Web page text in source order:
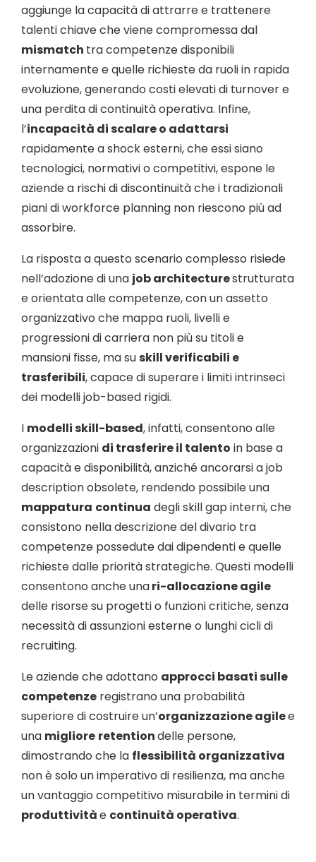
aggiunge la capacità di attrarre e trattenere
talenti chiave che viene compromessa dal
mismatch tra competenze disponibili
internamente e quelle richieste da ruoli in rapida
evoluzione, generando costi elevati di turnover e
una perdita di continuità operativa. Infine,
l’incapacità di scalare o adattarsi
rapidamente a shock esterni, che essi siano
tecnologici, normativi o competitivi, espone le
aziende a rischi di discontinuità che i tradizionali
piani di workforce planning non riescono più ad
assorbire.
La risposta a questo scenario complesso risiede
nell’adozione di una job architecturestrutturata
e orientata alle competenze, con un assetto
organizzativo che mappa ruoli, livelli e
progressioni di carriera non più su titoli e
mansioni fisse, ma suskill verificabili e
trasferibili, capace di superare i limiti intrinseci
dei modelli job-based rigidi.
I modelli skill-based, infatti, consentono alle
organizzazioni di trasferire il talento in base a
capacità e disponibilità, anziché ancorarsi a job
description obsolete, rendendo possibile una
mappatura continua degli skill gap interni, che
consistono nella descrizione del divario tra
competenze possedute dai dipendenti e quelle
richieste dalle priorità strategiche. Questi modelli
consentono anche unari-allocazione agile
delle risorse su progetti o funzioni critiche, senza
necessità di assunzioni esterne o lunghi cicli di
recruiting.
Le aziende che adottano approcci basati sulle
competenze registrano una probabilità
superiore di costruire un’organizzazione agilee
una migliore retentiondelle persone,
dimostrando che la flessibilità organizzativa
non è solo un imperativo di resilienza, ma anche
un vantaggio competitivo misurabile in termini di
produttivitàe continuità operativa.